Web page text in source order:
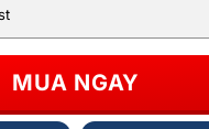
MUA NGAY